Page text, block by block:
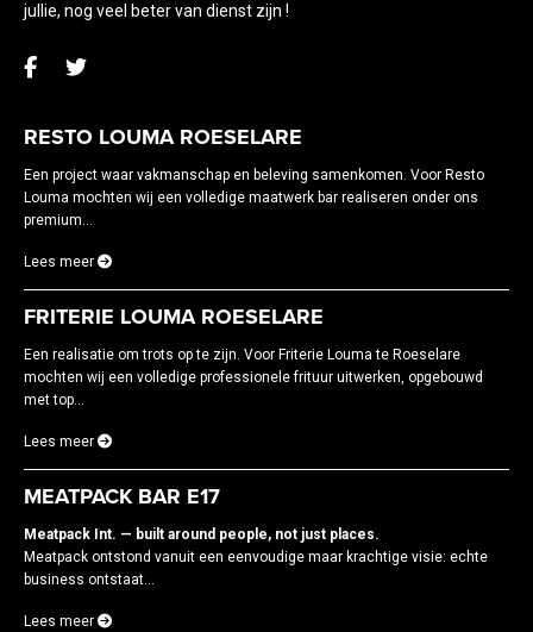
jullie, nog veel beter van dienst zijn !
RESTO LOUMA ROESELARE
Een project waar vakmanschap en beleving samenkomen. Voor Resto
Louma mochten wij een volledige maatwerk bar realiseren onder ons
premium...
Lees meer
FRITERIE LOUMA ROESELARE
Een realisatie om trots op te zijn. Voor Friterie Louma te Roeselare
mochten wij een volledige professionele frituur uitwerken, opgebouwd
met top...
Lees meer
MEATPACK BAR E17
Meatpack Int. — built around people, not just places.
Meatpack ontstond vanuit een eenvoudige maar krachtige visie: echte
business ontstaat...
Lees meer